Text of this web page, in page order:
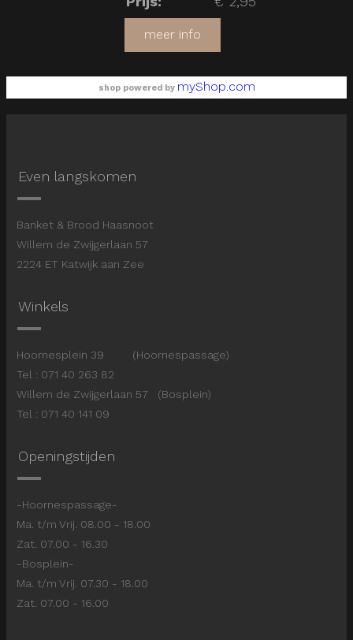
meer info
shop powered by myShop.com
Even langskomen
Banket & Brood Haasnoot
Willem de Zwijgerlaan 57
2224 ET Katwijk aan Zee
Winkels
Hoornesplein 39 (Hoornespassage)
Tel : 071 40 263 82
Willem de Zwijgerlaan 57 (Bosplein)
Tel : 071 40 141 09
Openingstijden
-Hoornespassage-
Ma. t/m Vrij. 08.00 - 18.00
Zat. 07.00 - 16.30
-Bosplein-
Ma. t/m Vrij. 07.30 - 18.00
Zat. 07.00 - 16.00